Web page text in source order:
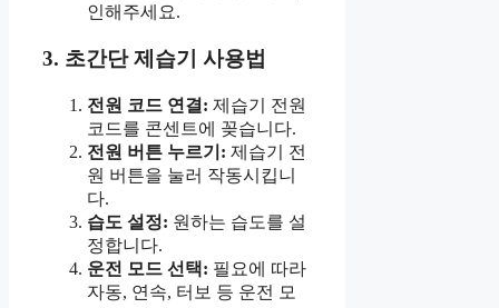
인해주세요.
3. 초간단 제습기 사용법
전원 코드 연결: 제습기 전원
코드를 콘센트에 꽂습니다.
전원 버튼 누르기: 제습기 전
원 버튼을 눌러 작동시킵니
다.
습도 설정: 원하는 습도를 설
정합니다.
운전 모드 선택: 필요에 따라
자동, 연속, 터보 등 운전 모